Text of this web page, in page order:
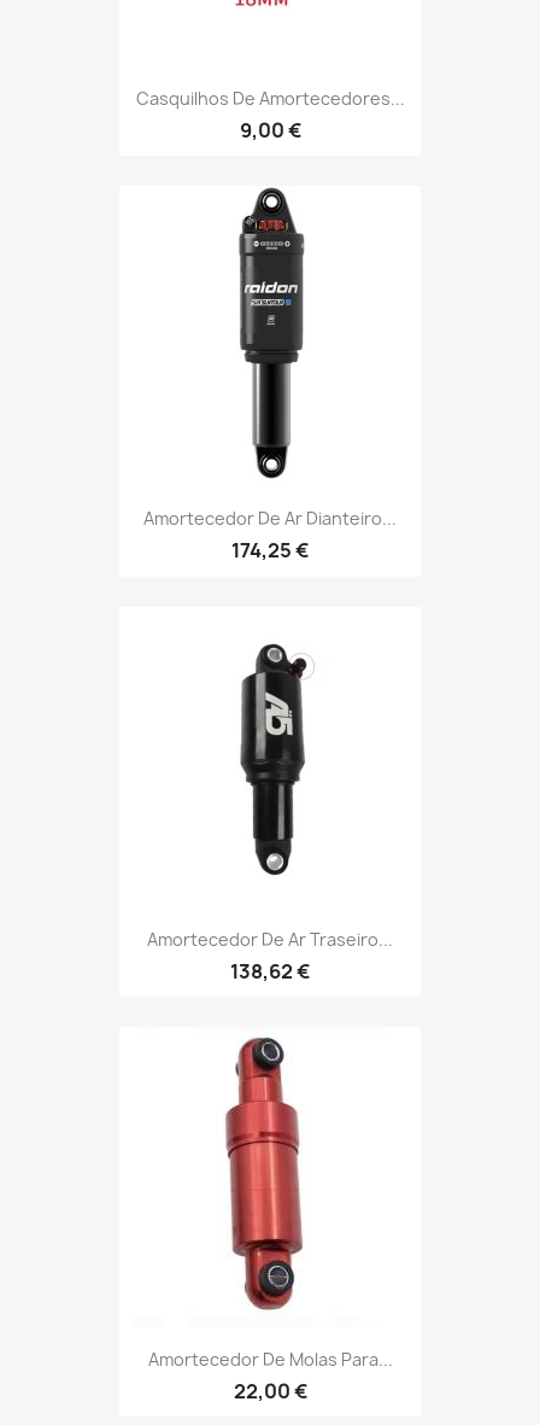
Casquilhos De Amortecedores...
9,00 €
Amortecedor De Ar Dianteiro...
174,25 €
Amortecedor De Ar Traseiro...
138,62 €
Amortecedor De Molas Para...
22,00 €